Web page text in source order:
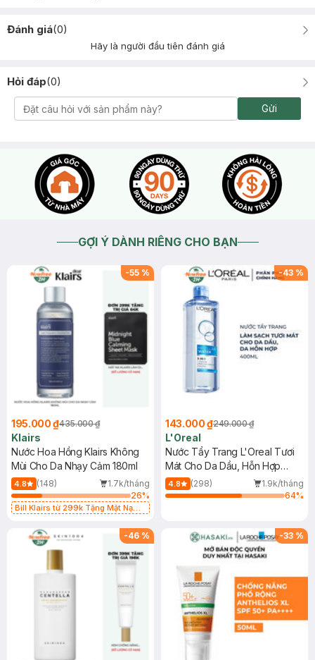
Đánh giá(0)
Hãy là người đầu tiên đánh giá
Hỏi đáp(0)
Gửi
GỢI Ý DÀNH RIÊNG CHO BẠN
-55 %
195.000 ₫435.000 ₫
Klairs
Nước Hoa Hồng Klairs Không
Mùi Cho Da Nhạy Cảm 180ml
4.8 (148)
1.7k/tháng
26%
Bill Klairs từ 299k Tặng Mặt Nạ
25ml (SL Có Hạn)
-43 %
143.000 ₫249.000 ₫
L'Oreal
Nước Tẩy Trang L'Oreal Tươi
Mát Cho Da Dầu, Hỗn Hợp
400ml
4.8 (298)
1.9k/tháng
64%
-46 % -33 %